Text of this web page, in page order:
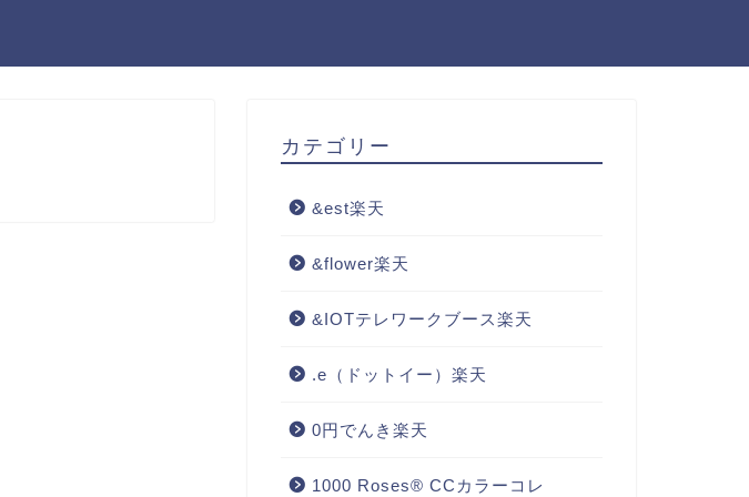
カテゴリー
&est楽天
&flower楽天
&IOTテレワークブース楽天
.e（ドットイー）楽天
0円でんき楽天
1000 Roses® CCカラーコレ